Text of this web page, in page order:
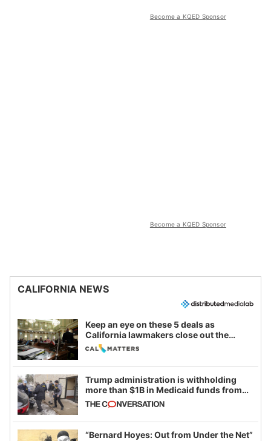
Become a KQED Sponsor
Become a KQED Sponsor
CALIFORNIA NEWS
Keep an eye on these 5 deals as
California lawmakers close out the
legislative session
Trump administration is withholding
more than $1B in Medicaid funds from
California and Minnesota, in latest
example of weaponizing real and
imagined fraud
“Bernard Hoyes: Out from Under the Net”